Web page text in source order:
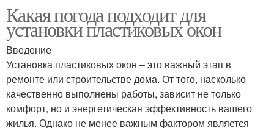
Какая погода подходит для
установки пластиковых окон
Введение
Установка пластиковых окон – это важный этап в
ремонте или строительстве дома. От того, насколько
качественно выполнены работы, зависит не только
комфорт, но и энергетическая эффективность вашего
жилья. Однако не менее важным фактором является